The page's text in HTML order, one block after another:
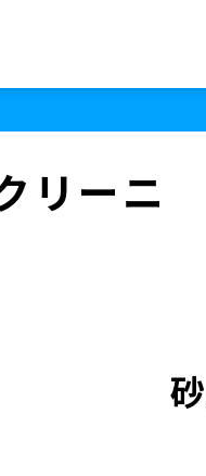
リーニ